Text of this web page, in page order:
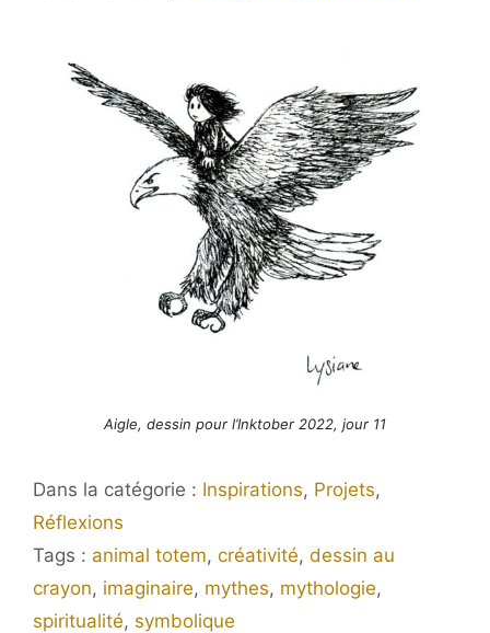
Aigle, dessin pour l’Inktober 2022, jour 11
Catégories
Inspirations, Projets,
Réflexions
Étiquettes
animal totem, créativité, dessin au
crayon, imaginaire, mythes, mythologie,
spiritualité, symbolique